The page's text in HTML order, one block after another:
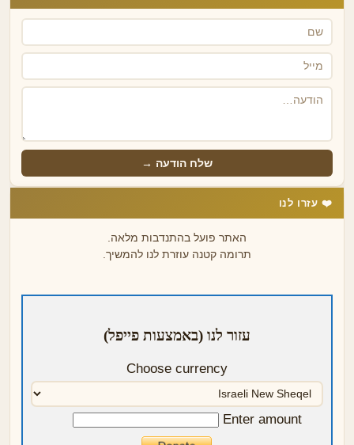
שלח הודעה →
❤️ עזרו לנו
האתר פועל בהתנדבות מלאה.
תרומה קטנה עוזרת לנו להמשיך.
עזור לנו (באמצעות פייפל)
Choose currency
Enter amount